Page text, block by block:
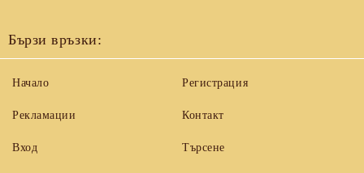
Бързи връзки:
Начало
Рекламации
Вход
Регистрация
Контакт
Търсене